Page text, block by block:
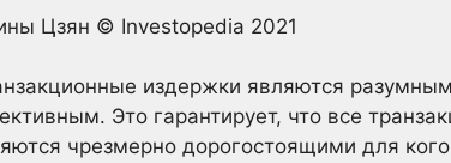
Цзян © Investopedia 2021
издержки являются
Это гарантирует, что все
чрезмерно дорогостоящими для